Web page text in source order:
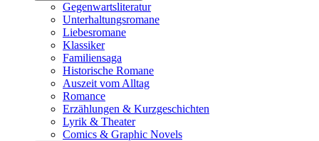
Gegenwartsliteratur
Unterhaltungsromane
Liebesromane
Klassiker
Familiensaga
Historische Romane
Auszeit vom Alltag
Romance
Erzählungen & Kurzgeschichten
Lyrik & Theater
Comics & Graphic Novels